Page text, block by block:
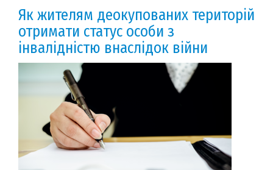
Як жителям деокупованих територій
отримати статус особи з
інвалідністю внаслідок війни